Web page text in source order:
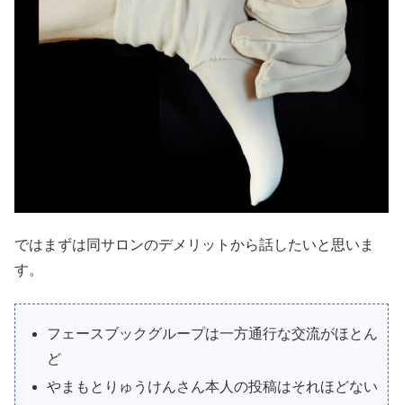
ではまずは同サロンのデメリットから話したいと思いま
す。
フェースブックグループは一方通行な交流がほとん
ど
やまもとりゅうけんさん本人の投稿はそれほどない